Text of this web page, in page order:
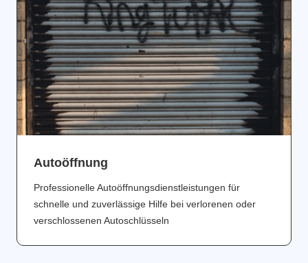
Аutoöffnung
Professionelle Autoöffnungsdienstleistungen für
schnelle und zuverlässige Hilfe bei verlorenen oder
verschlossenen Autoschlüsseln